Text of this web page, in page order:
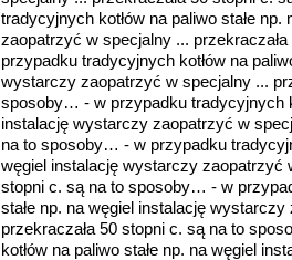
tradycyjnych kotłów na paliwo stałe
zaopatrzyć w specjalny ...
przypadku tradycyjnych kotłów na
wystarczy zaopatrzyć w specjalny ...
sposoby… - w przypadku tradycyjnych
instalację wystarczy zaopatrzyć w
na to sposoby… - w przypadku
węgiel instalację wystarczy zaopatrzyć
stopni c. są na to sposoby… - w
stałe np. na węgiel instalację
przekraczała 50 stopni c. są na to
kotłów na paliwo stałe np. na węgiel